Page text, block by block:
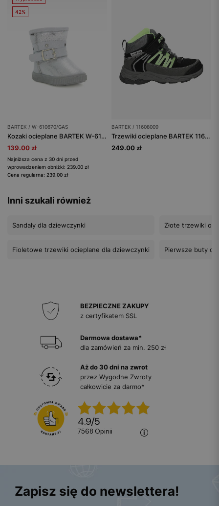
42%
BARTEK / W-610670/GAS
Kozaki ocieplane BARTEK W-610670/GAS, dla dziewcząt, srebrno-szary
139.00 zł
Najniższa cena z 30 dni przed
wprowadzeniem obniżki: 239.00 zł
Cena regularna: 239.00 zł
BARTEK / 11608009
Trzewiki ocieplane BARTEK 11608009, czarno-szary
249.00 zł
Inni szukali również
Sandały dla dziewczynki
Fioletowe trzewiki ocieplane dla dziewczynki
Złote trzewiki
Pierwsze buty
BEZPIECZNE ZAKUPY
z certyfikatem SSL
Darmowa dostawa*
dla zamówień za min. 250 zł
Aż do 30 dni na zwrot
przez Wygodne Zwroty
całkowicie za darmo*
4.9/5
7568 opinii
Zapisz się do newslettera!